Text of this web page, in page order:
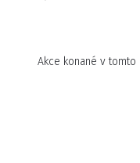
Akce konané v tomto